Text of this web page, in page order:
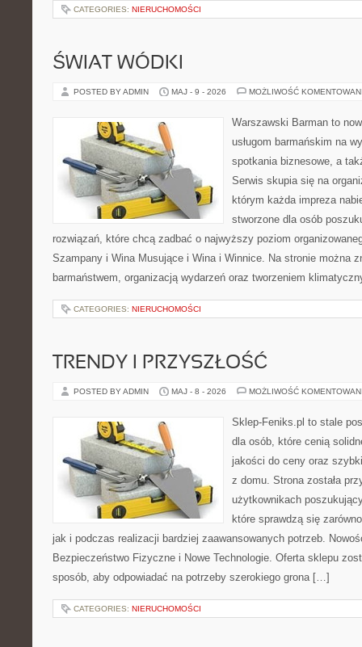
CATEGORIES: NIERUCHOMOŚCI
ŚWIAT WÓDKI
POSTED BY ADMIN MAJ - 9 - 2026 MOŻLIWOŚĆ
Warszawski Barman to
usługom barmańskim na
spotkania biznesowe, a
Serwis skupia się na
którym każda impreza
stworzone dla osób
rozwiązań, które chcą zadbać o najwyższy poziom
Szampany i Wina Musujące i Wina i Winnice. Na stronie można
barmaństwem, organizacją wydarzeń oraz tworzeniem
CATEGORIES: NIERUCHOMOŚCI
TRENDY I PRZYSZŁOŚĆ
POSTED BY ADMIN MAJ - 8 - 2026 MOŻLIWOŚĆ
Sklep-Feniks.pl to stale
dla osób, które cenią
jakości do ceny oraz
z domu. Strona została
użytkownikach
które sprawdzą się
jak i podczas realizacji bardziej zaawansowanych potrzeb.
Bezpieczeństwo Fizyczne i Nowe Technologie. Oferta sklepu
sposób, aby odpowiadać na potrzeby szerokiego grona […]
CATEGORIES: NIERUCHOMOŚCI